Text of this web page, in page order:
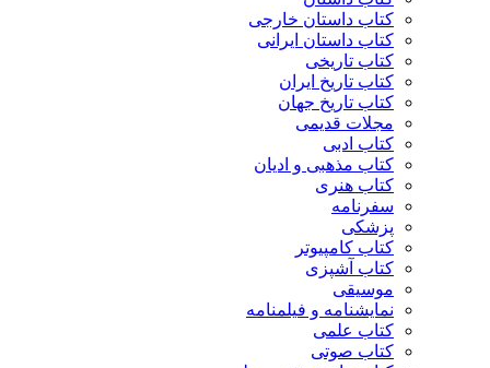
کتاب داستان خارجی
کتاب داستان ایرانی
کتاب تاریخی
کتاب تاریخ ایران
کتاب تاریخ جهان
مجلات قدیمی
کتاب ادبی
کتاب مذهبی و ادیان
کتاب هنری
سفرنامه
پزشکی
کتاب کامپیوتر
کتاب آشپزی
موسیقی
نمایشنامه و فیلمنامه
کتاب علمی
کتاب صوتی